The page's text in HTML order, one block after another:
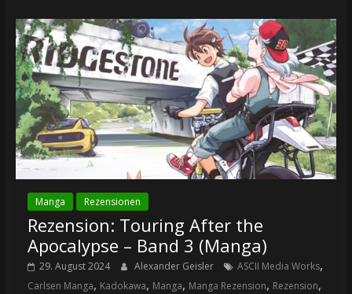
Manga Rezensionen
Rezension: Touring After the
Apocalypse – Band 3 (Manga)
29. August 2024 Alexander Geisler ASCII Media Works,
Carlsen Manga, Kadokawa, Manga, Manga Rezension, Rezension,